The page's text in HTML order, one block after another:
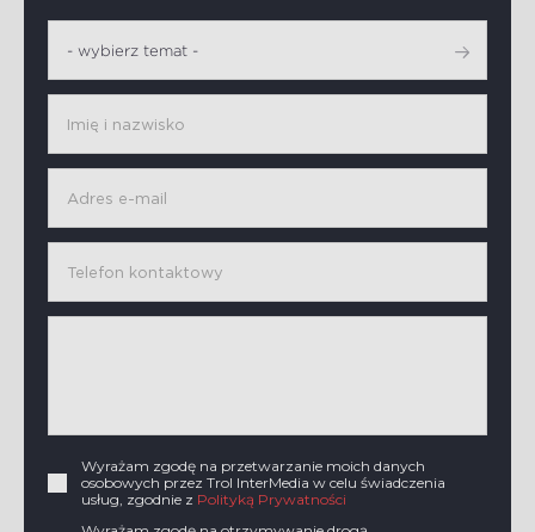
- wybierz temat -
Wyrażam zgodę na przetwarzanie moich danych
osobowych przez Trol InterMedia w celu świadczenia
usług, zgodnie z Polityką Prywatności